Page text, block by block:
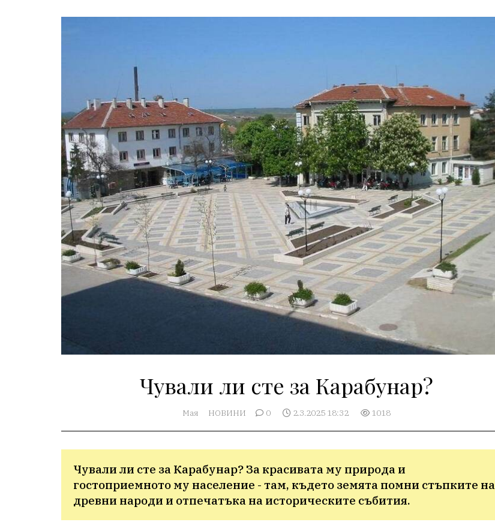
Чували ли сте за Карабунар?
Мая НОВИНИ 0 2.3.2025 18:32 1018
Чували ли сте за Карабунар? За красивата му природа и
гостоприемното му население - там, където земята помни стъпките на